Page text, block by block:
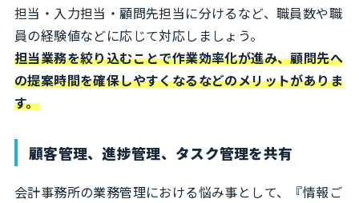
担当・入力担当・顧問先担当に分けるなど、職員数や職
員の経験値などに応じて対応しましょう。
担当業務を絞り込むことで作業効率化が進み、顧問先へ
の提案時間を確保しやすくなるなどのメリットがありま
す。
顧客管理、進捗管理、タスク管理を共有
会計事務所の業務管理における悩み事として、『情報ご